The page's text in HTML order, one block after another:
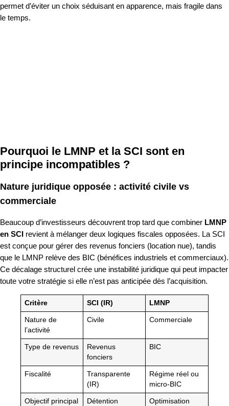
permet d’éviter un choix séduisant en apparence, mais fragile dans
le temps.
Pourquoi le LMNP et la SCI sont en
principe incompatibles ?
Nature juridique opposée : activité civile vs
commerciale
Beaucoup d’investisseurs découvrent trop tard que combiner LMNP
en SCI revient à mélanger deux logiques fiscales opposées. La SCI
est conçue pour gérer des revenus fonciers (location nue), tandis
que le LMNP relève des BIC (bénéfices industriels et commerciaux).
Ce décalage structurel crée une instabilité juridique qui peut impacter
toute votre stratégie si elle n’est pas anticipée dès l’acquisition.
Critère SCI (IR) LMNP
Nature de
l’activité
Civile Commerciale
Type de revenus
Revenus
fonciers
BIC
Fiscalité
Transparente
(IR)
Régime réel ou
micro-BIC
Objectif principal
Détention
Optimisation